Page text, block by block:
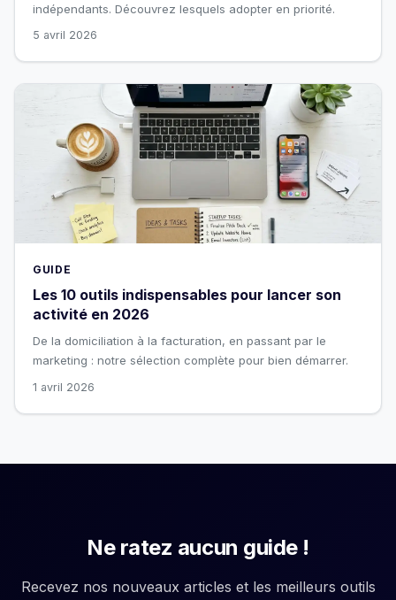
indépendants. Découvrez lesquels adopter en priorité.
5 avril 2026
GUIDE
Les 10 outils indispensables pour lancer son
activité en 2026
De la domiciliation à la facturation, en passant par le
marketing : notre sélection complète pour bien démarrer.
1 avril 2026
Ne ratez aucun guide !
Recevez nos nouveaux articles et les meilleurs outils